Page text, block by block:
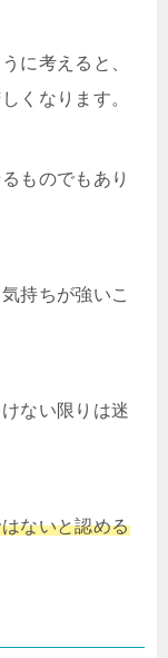
に考えると、
くなります。
ものでもあり
持ちが強いこ
ない限りは迷
ないと認める